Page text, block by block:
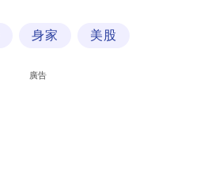
身家 美股
廣告